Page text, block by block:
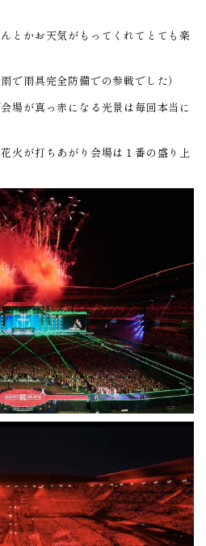
とかお天気がもってくれてとても楽
で雨具完全防備での参戦でした）
場が真っ赤になる光景は毎回本当に
火が打ちあがり会場は１番の盛り上